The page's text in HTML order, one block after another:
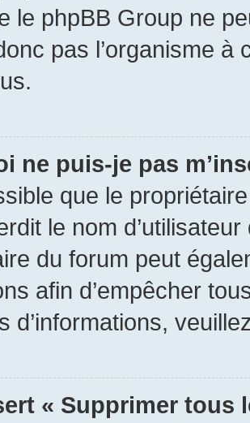
le phpBB Group ne
pas l’organisme
ne puis-je pas
que le
le nom
du forum peut
afin d’empêcher
d’informations,
« Supprimer tous